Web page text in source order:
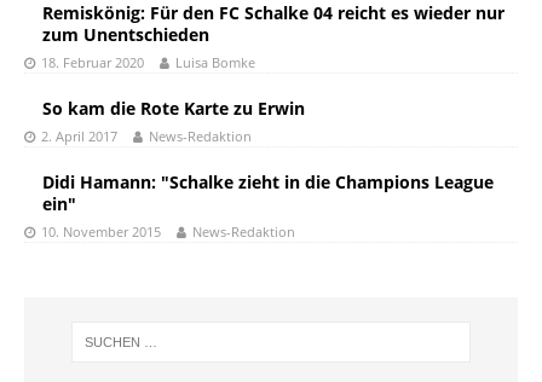
Remiskönig: Für den FC Schalke 04 reicht es wieder nur
zum Unentschieden
18. Februar 2020 Luisa Bomke
So kam die Rote Karte zu Erwin
2. April 2017 News-Redaktion
Didi Hamann: "Schalke zieht in die Champions League
ein"
10. November 2015 News-Redaktion